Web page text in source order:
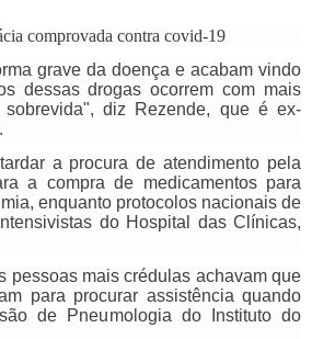
comprovada contra covid-19
grave da doença e acabam vindo
dessas drogas ocorrem com mais
diz Rezende, que é ex-
a procura de atendimento pela
a compra de medicamentos para
enquanto protocolos nacionais de
do Hospital das Clínicas,
pessoas mais crédulas achavam que
para procurar assistência quando
de Pneumologia do Instituto do